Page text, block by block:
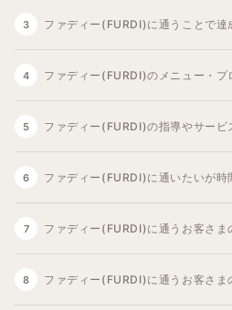
ファディー(FURDI)に通うことで達
ファディー(FURDI)のメニュー・プ
ファディー(FURDI)の指導やサービ
ファディー(FURDI)に通いたいが時
ファディー(FURDI)に通うお客さま
ファディー(FURDI)に通うお客さま